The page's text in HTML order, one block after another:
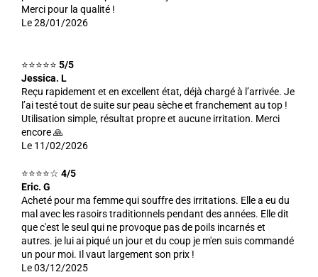
Merci pour la qualité !
Le 28/01/2026
⭐⭐⭐⭐⭐ 5/5
Jessica. L
Reçu rapidement et en excellent état, déjà chargé à l’arrivée. Je
l’ai testé tout de suite sur peau sèche et franchement au top !
Utilisation simple, résultat propre et aucune irritation. Merci
encore 🙏
Le 11/02/2026
⭐⭐⭐⭐☆ 4/5
Eric. G
Acheté pour ma femme qui souffre des irritations. Elle a eu du
mal avec les rasoirs traditionnels pendant des années. Elle dit
que c'est le seul qui ne provoque pas de poils incarnés et
autres. je lui ai piqué un jour et du coup je m'en suis commandé
un pour moi. Il vaut largement son prix !
Le 03/12/2025